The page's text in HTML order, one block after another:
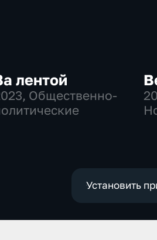
лентой
, Общественно-
Установить